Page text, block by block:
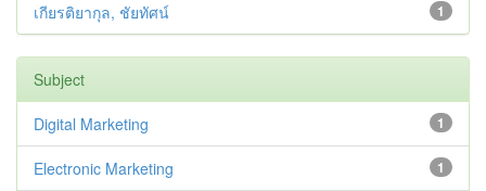
1
เกียรติยากุล, ชัยทัศน์
Subject
1
Digital Marketing
1
Electronic Marketing